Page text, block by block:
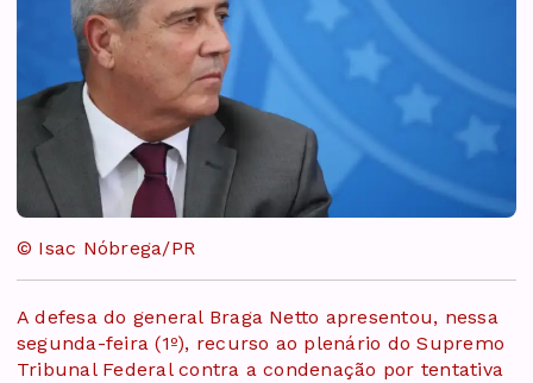
© Isac Nóbrega/PR
A defesa do general Braga Netto apresentou, nessa
segunda-feira (1º), recurso ao plenário do Supremo
Tribunal Federal contra a condenação por tentativa